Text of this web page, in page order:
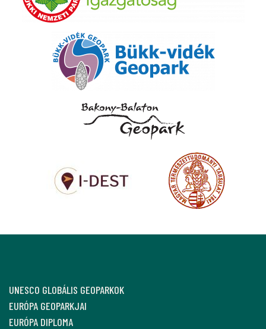
UNESCO GLOBÁLIS GEOPARKOK
EURÓPA GEOPARKJAI
EURÓPA DIPLOMA